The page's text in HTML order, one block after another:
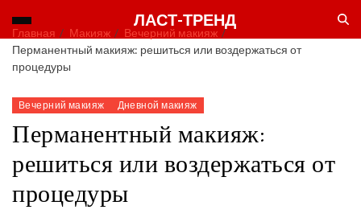
ЛАСТ-ТРЕНД
Главная Макияж
Вечерний макияж
Перманентный макияж: решиться или воздержаться от
процедуры
Вечерний макияж Дневной макияж
Перманентный макияж:
решиться или воздержаться от
процедуры